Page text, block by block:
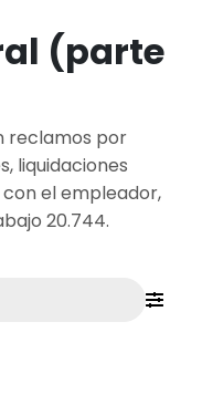
(parte
reclamos por
liquidaciones
el empleador,
20.744.